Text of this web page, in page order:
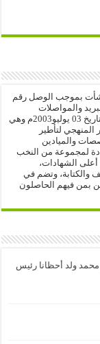
نشأت بموجب الوصل رقم
والمواصلات
بالجمهورية الإسلامية الموريتانية بتاريخ 03 يوليو2003م وهي
لتأطير
والميادين
لمجموعة من النخب
أعلى الشهادات،
والكتابة، وتضم في
بمن فيهم الحاصلون
ولد أحظانا رئيس